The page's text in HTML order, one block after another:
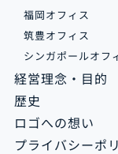
福岡オフィス
筑豊オフィス
シンガポールオフ
経営理念・目的
歴史
ロゴへの想い
プライバシーポ